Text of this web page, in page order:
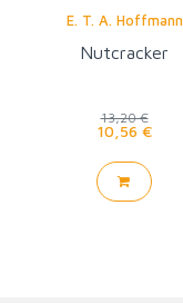
E. T. A. Hoffmann
Nutcracker
13,20 €
10,56 €